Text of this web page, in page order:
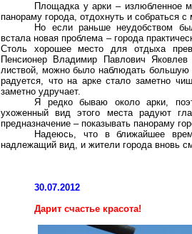
Площадка у арки – излюбленное
панораму города, отдохнуть и собраться
Но если раньше неудобством
встала новая проблема – города
Столь хорошее место для отдыха
Пенсионер Владимир Павлович
листвой, можно было наблюдать большую
радуется, что на арке стало заметно
заметно удручает.
Я редко бываю около арки,
ухоженный вид этого места радуют
предназначение – показывать панораму
Надеюсь, что в ближайшее
надлежащий вид, и жители города вновь
30.07.2012
Дарит счастье красота!